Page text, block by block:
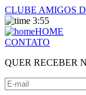
CLUBE AMIGOS
3:55
HOME
CONTATO
QUER RECEBER